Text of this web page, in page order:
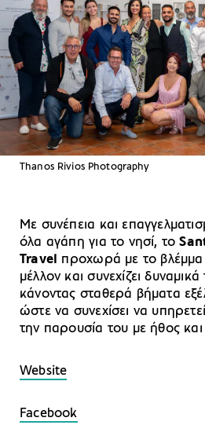
Thanos Rivios Photography
Με συνέπεια και
όλα αγάπη για το νησί, το
Travel προχωρά με το
μέλλον και συνεχίζει
κάνοντας σταθερά βήματα
ώστε να συνεχίσει να
την παρουσία του με ήθος
Website
Facebook